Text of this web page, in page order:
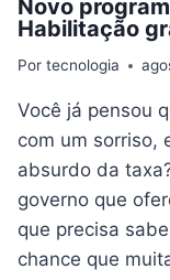
Novo
Habilitação
Por tecnologia
Você já pensou
com um sorriso,
absurdo da
governo que
que precisa
chance que